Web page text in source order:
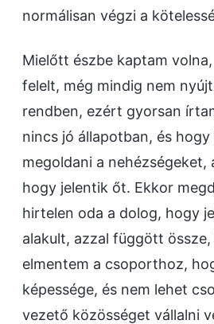
normálisan végzi a
Mielőtt észbe kaptam
felelt, még mindig nem
rendben, ezért gyorsan
nincs jó állapotban, és
megoldani a
hogy jelentik őt. Ekkor
hirtelen oda a dolog, hogy
alakult, azzal függött
elmentem a csoporthoz,
képessége, és nem lehet
vezető közösséget vállalni